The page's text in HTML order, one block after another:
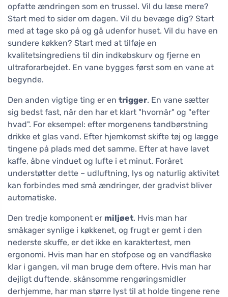
opfatte ændringen som en trussel. Vil du læse mere?
Start med to sider om dagen. Vil du bevæge dig? Start
med at tage sko på og gå udenfor huset. Vil du have en
sundere køkken? Start med at tilføje en
kvalitetsingrediens til din indkøbskurv og fjerne en
ultraforarbejdet. En vane bygges først som en vane at
begynde.
Den anden vigtige ting er en trigger. En vane sætter
sig bedst fast, når den har et klart "hvornår" og "efter
hvad". For eksempel: efter morgenens tandbørstning
drikke et glas vand. Efter hjemkomst skifte tøj og lægge
tingene på plads med det samme. Efter at have lavet
kaffe, åbne vinduet og lufte i et minut. Foråret
understøtter dette – udluftning, lys og naturlig aktivitet
kan forbindes med små ændringer, der gradvist bliver
automatiske.
Den tredje komponent er miljøet. Hvis man har
småkager synlige i køkkenet, og frugt er gemt i den
nederste skuffe, er det ikke en karaktertest, men
ergonomi. Hvis man har en stofpose og en vandflaske
klar i gangen, vil man bruge dem oftere. Hvis man har
dejligt duftende, skånsomme rengøringsmidler
derhjemme, har man større lyst til at holde tingene rene